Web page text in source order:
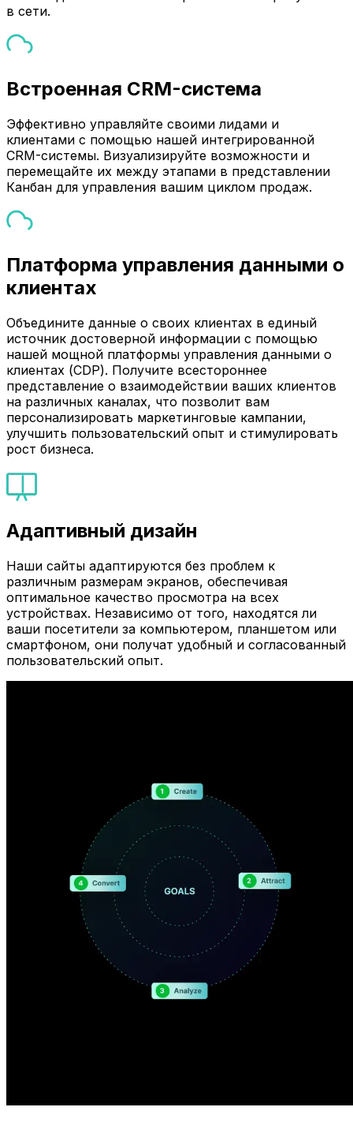
в сети.
Встроенная CRM-система
Эффективно управляйте своими лидами и
клиентами с помощью нашей интегрированной
CRM-системы. Визуализируйте возможности и
перемещайте их между этапами в представлении
Канбан для управления вашим циклом продаж.
Платформа управления данными о
клиентах
Объедините данные о своих клиентах в единый
источник достоверной информации с помощью
нашей мощной платформы управления данными о
клиентах (CDP). Получите всестороннее
представление о взаимодействии ваших клиентов
на различных каналах, что позволит вам
персонализировать маркетинговые кампании,
улучшить пользовательский опыт и стимулировать
рост бизнеса.
Адаптивный дизайн
Наши сайты адаптируются без проблем к
различным размерам экранов, обеспечивая
оптимальное качество просмотра на всех
устройствах. Независимо от того, находятся ли
ваши посетители за компьютером, планшетом или
смартфоном, они получат удобный и согласованный
пользовательский опыт.